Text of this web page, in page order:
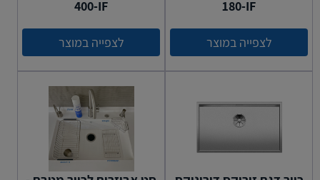
180-IF
לצפייה במוצר
400-IF
לצפייה במוצר